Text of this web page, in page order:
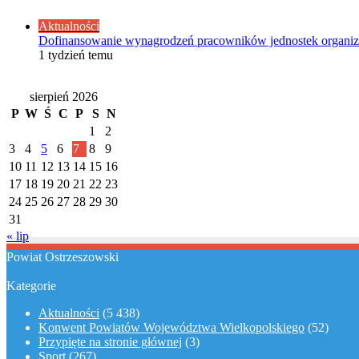
Aktualności
Dofinansowanie wynagrodzeń pracowników jednostek
1 tydzień temu
sierpień 2026
P W Ś C P S N
1
2
3
4 5 6 7 8
9
10 11 12 13 14 15 16
17 18 19 20 21 22 23
24 25 26 27 28 29 30
31
« lip
Powiat Ostrzeszowski
Kategorie
Aktualności (5 438)
Konwent Powiatów Województwa Wielkopolskiego (52)
Przypięte na stronie głównej (3)
Sport (267)